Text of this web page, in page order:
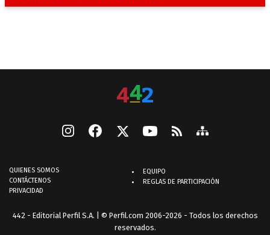
QUIENES SOMOS
CONTÁCTENOS
PRIVACIDAD
EQUIPO
REGLAS DE PARTICIPACIÓN
442 - Editorial Perfil S.A. | © Perfil.com 2006-2026 - Todos los derechos
reservados.